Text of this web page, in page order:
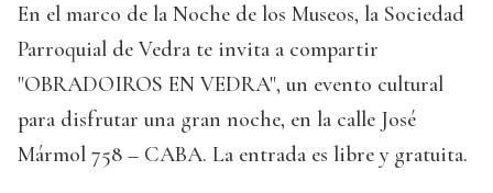
En el marco de la Noche de los Museos, la Sociedad
Parroquial de Vedra te invita a compartir
"OBRADOIROS EN VEDRA", un evento cultural
para disfrutar una gran noche, en la calle José
Mármol 758 – CABA. La entrada es libre y gratuita.